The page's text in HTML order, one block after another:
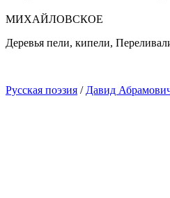
МИХАЙЛОВСКОЕ
Деревья пели, кипели,
Русская поэзия / Давид